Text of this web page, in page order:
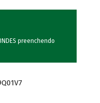
preenchendo